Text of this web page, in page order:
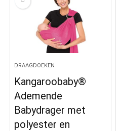
DRAAGDOEKEN
Kangaroobaby®
Ademende
Babydrager met
polyester en